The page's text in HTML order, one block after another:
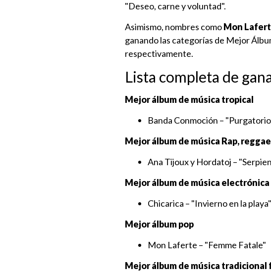
"Deseo, carne y voluntad".
Asimismo, nombres comoMon
ganando las categorías de Mejor
respectivamente.
Lista completa de
Mejor álbum de música tropical
Banda Conmoción –
Mejor álbum de música Rap,
Ana Tijoux y Hordatoj –
Mejor álbum de música electrónica
Chicarica – "Invierno en la playa"
Mejor álbum pop
Mon Laferte – "Femme Fatale"
Mejor álbum de música